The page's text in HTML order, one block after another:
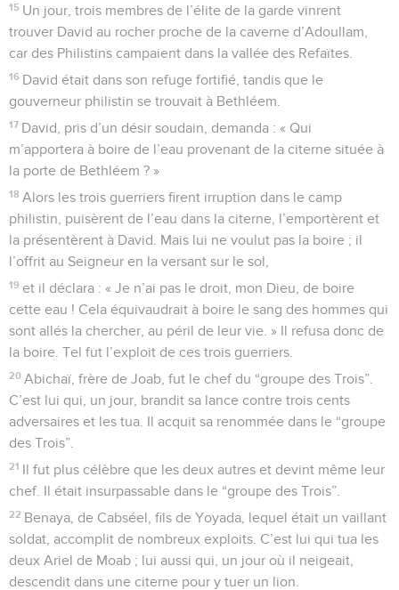
15 Un jour, trois membres de l’élite de la garde vinrent
trouver David au rocher proche de la caverne d’Adoullam,
car des Philistins campaient dans la vallée des Refaïtes.
16 David était dans son refuge fortifié, tandis que le
gouverneur philistin se trouvait à Bethléem.
17 David, pris d’un désir soudain, demanda : « Qui
m’apportera à boire de l’eau provenant de la citerne située à
la porte de Bethléem ? »
18 Alors les trois guerriers firent irruption dans le camp
philistin, puisèrent de l’eau dans la citerne, l’emportèrent et
la présentèrent à David. Mais lui ne voulut pas la boire ; il
l’offrit au Seigneur en la versant sur le sol,
19 et il déclara : « Je n’ai pas le droit, mon Dieu, de boire
cette eau ! Cela équivaudrait à boire le sang des hommes qui
sont allés la chercher, au péril de leur vie. » Il refusa donc de
la boire. Tel fut l’exploit de ces trois guerriers.
20 Abichaï, frère de Joab, fut le chef du “groupe des Trois”.
C’est lui qui, un jour, brandit sa lance contre trois cents
adversaires et les tua. Il acquit sa renommée dans le “groupe
des Trois”.
21 Il fut plus célèbre que les deux autres et devint même leur
chef. Il était insurpassable dans le “groupe des Trois”.
22 Benaya, de Cabséel, fils de Yoyada, lequel était un vaillant
soldat, accomplit de nombreux exploits. C’est lui qui tua les
deux Ariel de Moab ; lui aussi qui, un jour où il neigeait,
descendit dans une citerne pour y tuer un lion.